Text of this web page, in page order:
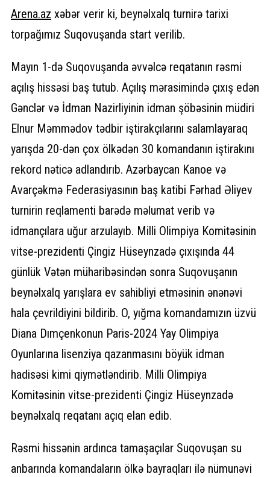
Arena.az xəbər verir ki, beynəlxalq turnirə tarixi
torpağımız Suqovuşanda start verilib.
Mayın 1-də Suqovuşanda əvvəlcə reqatanın rəsmi
açılış hissəsi baş tutub. Açılış mərasimində çıxış edən
Gənclər və İdman Nazirliyinin idman şöbəsinin müdiri
Elnur Məmmədov tədbir iştirakçılarını salamlayaraq
yarışda 20-dən çox ölkədən 30 komandanın iştirakını
rekord nəticə adlandırıb. Azərbaycan Kanoe və
Avarçəkmə Federasiyasının baş katibi Fərhad Əliyev
turnirin reqlamenti barədə məlumat verib və
idmançılara uğur arzulayıb. Milli Olimpiya Komitəsinin
vitse-prezidenti Çingiz Hüseynzadə çıxışında 44
günlük Vətən müharibəsindən sonra Suqovuşanın
beynəlxalq yarışlara ev sahibliyi etməsinin ənənəvi
hala çevrildiyini bildirib. O, yığma komandamızın üzvü
Diana Dımçenkonun Paris-2024 Yay Olimpiya
Oyunlarına lisenziya qazanmasını böyük idman
hadisəsi kimi qiymətləndirib. Milli Olimpiya
Komitəsinin vitse-prezidenti Çingiz Hüseynzadə
beynəlxalq reqatanı açıq elan edib.
Rəsmi hissənin ardınca tamaşaçılar Suqovuşan su
anbarında komandaların ölkə bayraqları ilə nümunəvi